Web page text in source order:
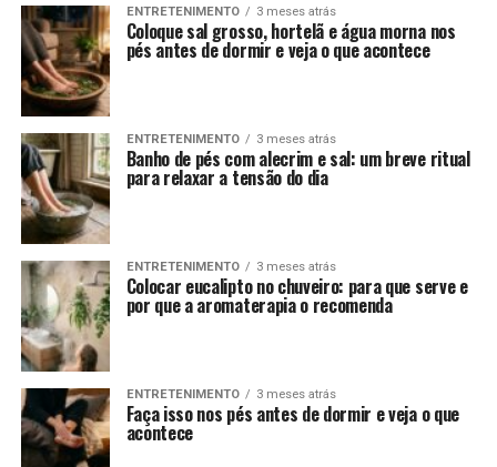
ENTRETENIMENTO 3 meses atrás
Coloque sal grosso, hortelã e água morna nos
pés antes de dormir e veja o que acontece
ENTRETENIMENTO 3 meses atrás
Banho de pés com alecrim e sal: um breve ritual
para relaxar a tensão do dia
ENTRETENIMENTO 3 meses atrás
Colocar eucalipto no chuveiro: para que serve e
por que a aromaterapia o recomenda
ENTRETENIMENTO 3 meses atrás
Faça isso nos pés antes de dormir e veja o que
acontece